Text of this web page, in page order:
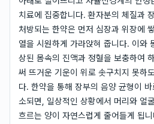
치료에 집중합니다. 환자분의 체질과
처방되는 한약은 먼저 심장과 위장에
열을 시원하게 가라앉혀 줍니다. 이와
상된 몸속의 진액과 정혈을 보충하여
써 뜨거운 기운이 위로 솟구치지 못하
다. 한약을 통해 장부의 음양 균형이
소되면, 일상적인 상황에서 머리와 얼
흐르는 양이 자연스럽게 줄어들게 됩